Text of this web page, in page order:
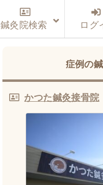
鍼灸院検索 ログ
症例の
かつた鍼灸接骨院